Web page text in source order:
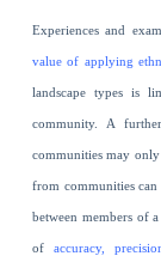
Experiences and
value of applying
landscape types is
community. A
communities may
from communities
between members of
ofaccuracy,